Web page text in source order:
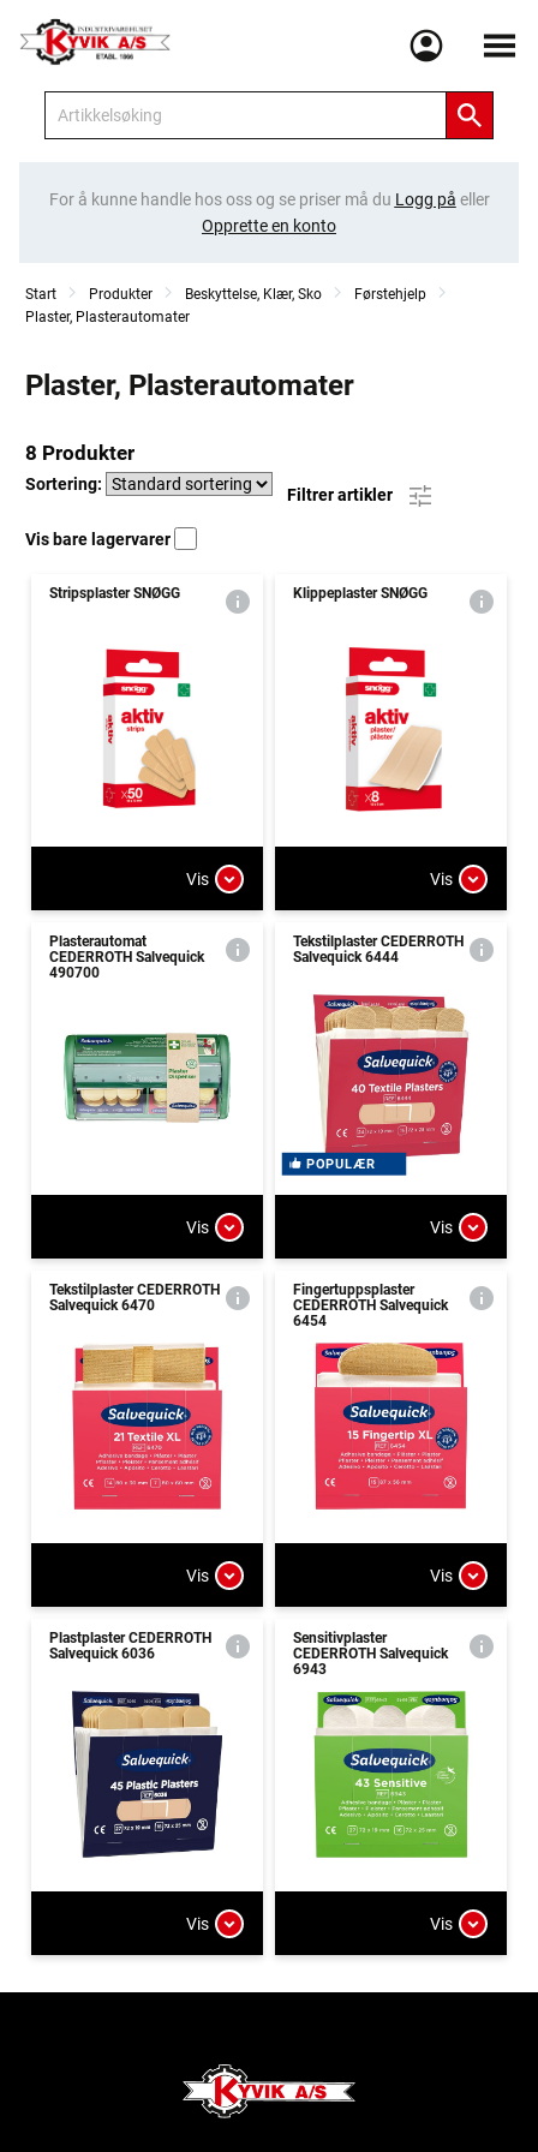
Meny
For å kunne handle hos oss og se priser må du Logg på eller
Opprette en konto
Start Produkter Beskyttelse, Klær, Sko
Førstehjelp
Plaster, Plasterautomater
Plaster, Plasterautomater
8 Produkter
Sortering:
Filtrer artikler
Vis bare lagervarer
Stripsplaster SNØGG
Vis
Klippeplaster SNØGG
Vis
Plasterautomat
CEDERROTH Salvequick
490700
Vis
Tekstilplaster CEDERROTH
Salvequick 6444
POPULÆR
Vis
Tekstilplaster CEDERROTH
Salvequick 6470
Vis
Fingertuppsplaster
CEDERROTH Salvequick
6454
Vis
Plastplaster CEDERROTH
Salvequick 6036
Vis
Sensitivplaster
CEDERROTH Salvequick
6943
Vis